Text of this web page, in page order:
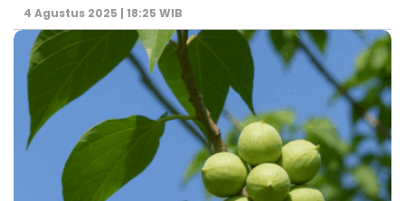
4 Agustus 2025 | 18:25 WIB